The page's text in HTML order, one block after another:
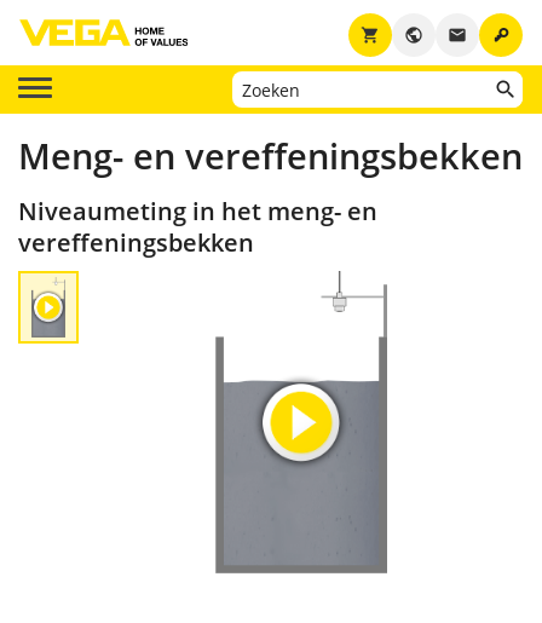
key
email
public
shopping_cart
Meng- en vereffeningsbekken
Niveaumeting in het meng- en
vereffeningsbekken